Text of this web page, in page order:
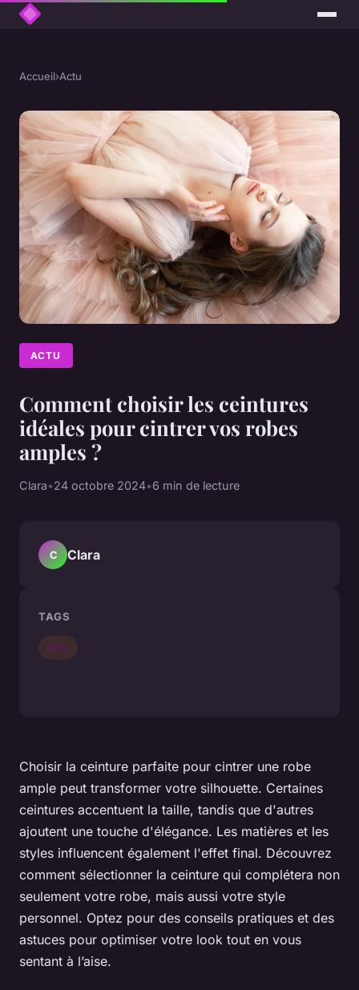
Accueil›Actu
ACTU
Comment choisir les ceintures
idéales pour cintrer vos robes
amples ?
Clara•24 octobre 2024•6 min de lecture
Choisir la ceinture parfaite pour cintrer une robe
ample peut transformer votre silhouette. Certaines
ceintures accentuent la taille, tandis que d'autres
ajoutent une touche d'élégance. Les matières et les
styles influencent également l'effet final. Découvrez
comment sélectionner la ceinture qui complétera non
seulement votre robe, mais aussi votre style
personnel. Optez pour des conseils pratiques et des
astuces pour optimiser votre look tout en vous
sentant à l’aise.
C Clara
TAGS
Actu